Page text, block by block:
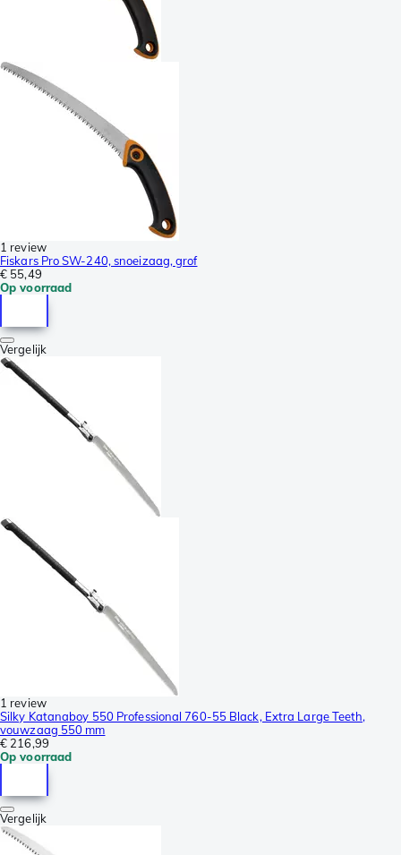
1 review
Fiskars Pro SW-240, snoeizaag, grof
€ 55,49
Op voorraad
Vergelijk
1 review
Silky Katanaboy 550 Professional 760-55 Black, Extra Large Teeth,
vouwzaag 550 mm
€ 216,99
Op voorraad
Vergelijk